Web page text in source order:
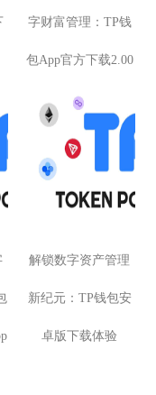
字财富管理：TP钱
包App官方下载2.00
解锁数字资产管理
新纪元：TP钱包安
卓版下载体验